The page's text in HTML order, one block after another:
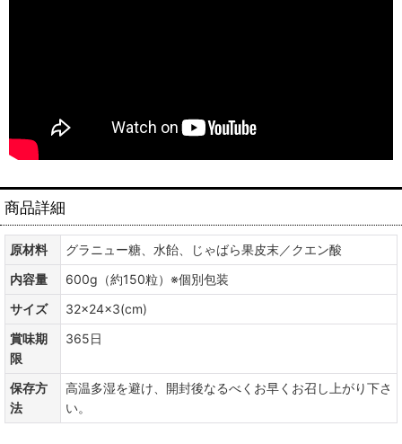
商品詳細
原材料
グラニュー糖、水飴、じゃばら果皮末／クエン酸
内容量
600g（約150粒）※個別包装
サイズ
32×24×3(cm)
賞味期
限
365日
保存方
法
高温多湿を避け、開封後なるべくお早くお召し上がり下さ
い。